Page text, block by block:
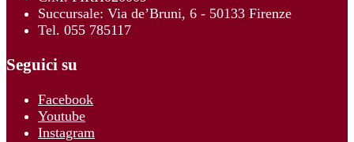
Succursale: Via de’Bruni, 6 - 50133 Firenze
Tel. 055 785117
Seguici su
Facebook
Youtube
Instagram